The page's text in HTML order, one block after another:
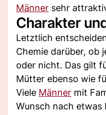
Männer sehr
Charakter
Letztlich
Chemie darüber, ob
oder nicht. Das gilt
Mütter ebenso wie
Viele Männer mit
Wunsch nach etwas